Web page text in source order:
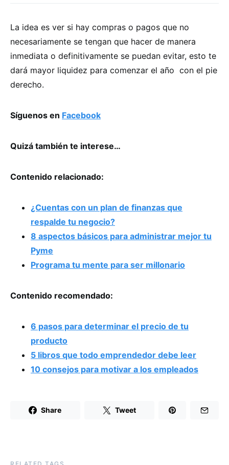
La idea es ver si hay compras o pagos que no
necesariamente se tengan que hacer de manera
inmediata o definitivamente se puedan evitar, esto te
dará mayor liquidez para comenzar el año con el pie
derecho.
Síguenos en Facebook
Quizá también te interese…
Contenido relacionado:
¿Cuentas con un plan de finanzas que
respalde tu negocio?
8 aspectos básicos para administrar mejor tu
Pyme
Programa tu mente para ser millonario
Contenido recomendado:
6 pasos para determinar el precio de tu
producto
5 libros que todo emprendedor debe leer
10 consejos para motivar a los empleados
Share Tweet
RELATED TAGS